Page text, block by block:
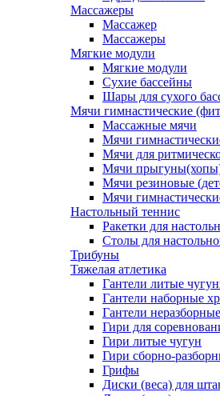
Массажеры
Массажер
Массажеры
Мягкие модули
Мягкие модули
Сухие бассейны
Шары для сухого
Мячи гимнастические
Массажные мячи
Мячи
Мячи для
Мячи
Мячи резиновые
Мячи
Настольный теннис
Ракетки для
Столы для
Трибуны
Тяжелая атлетика
Гантели литые
Гантели наборные
Гантели
Гири для
Гири литые чугун
Гири сборно-
Грифы
Диски (веса) для